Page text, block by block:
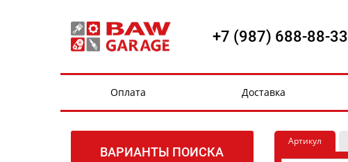
+7 (987) 688-88-33
Оплата Доставка
ВАРИАНТЫ ПОИСКА
Артикул